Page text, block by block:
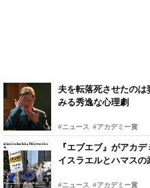
夫を転落死させたの
みる秀逸な心理劇
#ニュース #アカデミー賞
『エブエブ』がアカ
イスラエルとハマス
#ニュース #アカデミー賞